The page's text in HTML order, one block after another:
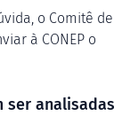
o Comitê de
à CONEP o
ser analisadas